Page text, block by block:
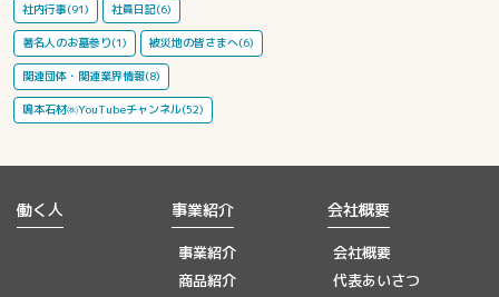
社内行事(91) 社員日記(6)
著名人のお墓参り(1) 被災地の皆さまへ(6)
関連団体・関連業界情報(8)
鳴本石材㈱YouTubeチャンネル(52)
働く人 事業紹介
事業紹介
商品紹介
会社概要
会社概要
代表あいさつ